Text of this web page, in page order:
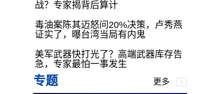
战？专家揭背后算计
毒油案陈其迈怒问20%决策，卢秀燕
证实了，曝台湾当局有内鬼
美军武器快打光了？高端武器库存告
急，专家最怕一事发生
专题 更多